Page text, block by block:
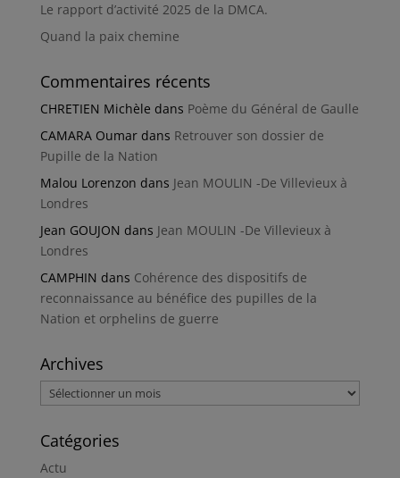
Le rapport d’activité 2025 de la DMCA.
Quand la paix chemine
Commentaires récents
CHRETIEN Michèle dans Poème du Général de Gaulle
CAMARA Oumardans Retrouver son dossier de
Pupille de la Nation
Malou Lorenzon dans Jean MOULIN -De Villevieux à
Londres
Jean GOUJON dans Jean MOULIN -De Villevieux à
Londres
CAMPHIN dans Cohérence des dispositifs de
reconnaissance au bénéfice des pupilles de la
Nation et orphelins de guerre
Archives
Archives
Catégories
Actu